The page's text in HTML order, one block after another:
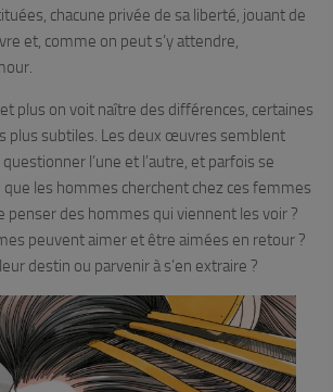
chacune privée de sa liberté, jouant de
et, comme on peut s’y attendre,
plus on voit naître des différences, certaines
plus subtiles. Les deux œuvres semblent
l’une et l’autre, et parfois se
que les hommes cherchent chez ces femmes
penser des hommes qui viennent les voir ?
peuvent aimer et être aimées en retour ?
destin ou parvenir à s’en extraire ?